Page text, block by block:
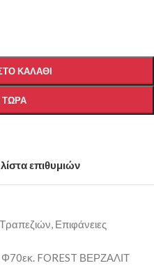
ΚΑΛΆΘΙ
ΤΏΡΑ
επιθυμιών
, Επιφάνειες
FOREST ΒΕΡΖΑΛΙΤ